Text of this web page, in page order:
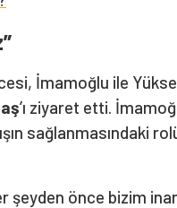
İmamoğlu ile
’ı ziyaret etti.
sağlanmasındaki
şeyden önce bizim